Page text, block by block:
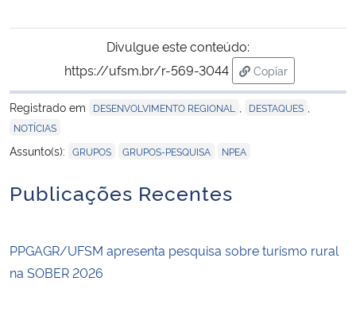
Divulgue este conteúdo:
https://ufsm.br/r-569-3044
Copiar
para área de
Registrado em
DESENVOLVIMENTO REGIONAL DESTAQUES
NOTÍCIAS
Assunto(s): GRUPOS GRUPOS-PESQUISA NPEA
Publicações Recentes
PPGAGR/UFSM apresenta pesquisa sobre turismo rural
na SOBER 2026